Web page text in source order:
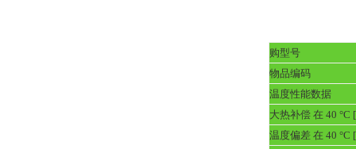
购型号
物品编码
温度性能数据
大热补偿 在 40 °C
温度偏差 在 40 °C